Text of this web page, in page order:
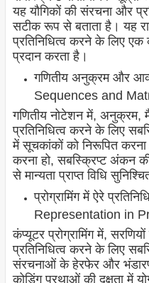
यह यौगिकों की संरचना और
सटीक रूप से बताता है। यह
प्रतिनिधित्व करने के लिए एक
प्रदान करता है।
गणितीय अनुक्रम और
Sequences and
गणितीय नोटेशन में, अनुक्रम,
प्रतिनिधित्व करने के लिए
में सूचकांकों को निरूपित करना
करना हो, सबस्क्रिप्ट अंकन
से मान्यता प्राप्त विधि
प्रोग्रामिंग में ऐरे
Representation in
कंप्यूटर प्रोग्रामिंग में,
प्रतिनिधित्व करने के लिए
संरचनाओं के हेरफेर और
कोडिंग प्रथाओं की दक्षता में